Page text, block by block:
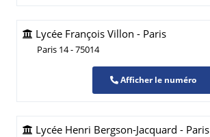
Lycée François Villon - Paris
Paris 14 - 75014
Afficher le numéro
Lycée Henri Bergson-Jacquard - Paris